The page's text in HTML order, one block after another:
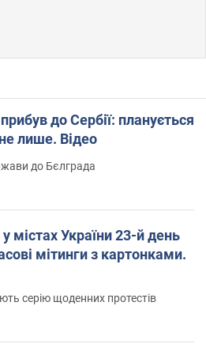
до Сербії: планується
лише. Відео
до Бєлграда
містах України 23-й день
мітинги з картонками.
серію щоденних протестів